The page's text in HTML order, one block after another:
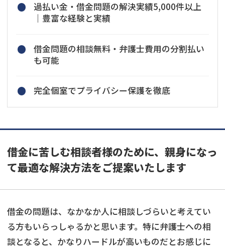
過払い金・借金問題の解決実績5,000件以上
｜豊富な経験と実績
借金問題の相談無料・弁護士費用の分割払い
も可能
完全個室でプライバシー保護を徹底
借金に苦しむ相談者様のために、親身になっ
て最適な解決方法をご提案いたします
借金の問題は、なかなか人に相談しづらいと考えてい
る方もいらっしゃるかと思います。特に弁護士への相
談となると、かなりハードルが高いものだとお感じに